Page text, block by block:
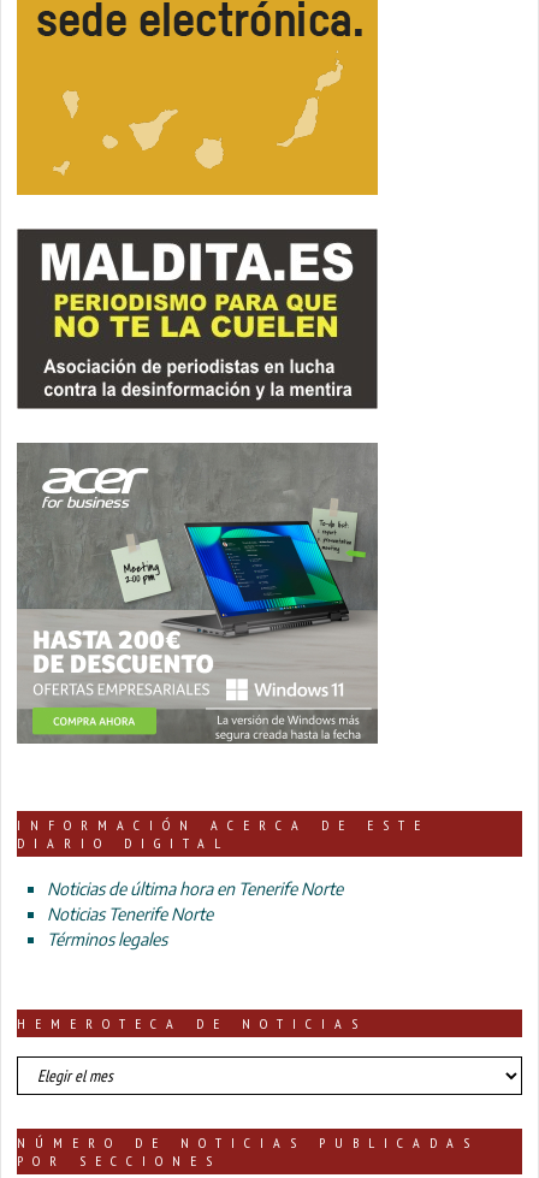
INFORMACIÓN ACERCA DE ESTE
DIARIO DIGITAL
Noticias de última hora en Tenerife Norte
Noticias Tenerife Norte
Términos legales
HEMEROTECA DE NOTICIAS
HEMEROTECA
DE
NÚMERO DE NOTICIAS PUBLICADAS
POR SECCIONES